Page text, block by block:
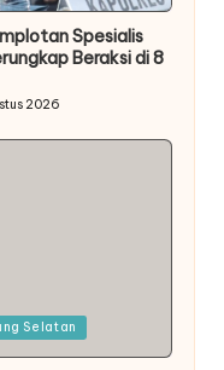
Spesialis
Beraksi di 8
2026
Selatan